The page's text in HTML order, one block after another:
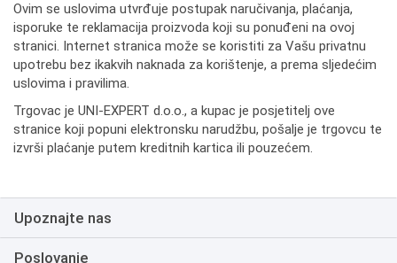
Ovim se uslovima utvrđuje postupak naručivanja, plaćanja,
isporuke te reklamacija proizvoda koji su ponuđeni na ovoj
stranici. Internet stranica može se koristiti za Vašu privatnu
upotrebu bez ikakvih naknada za korištenje, a prema sljedećim
uslovima i pravilima.
Trgovac je UNI-EXPERT d.o.o., a kupac je posjetitelj ove
stranice koji popuni elektronsku narudžbu, pošalje je trgovcu te
izvrši plaćanje putem kreditnih kartica ili pouzećem.
Upoznajte nas
Poslovanje